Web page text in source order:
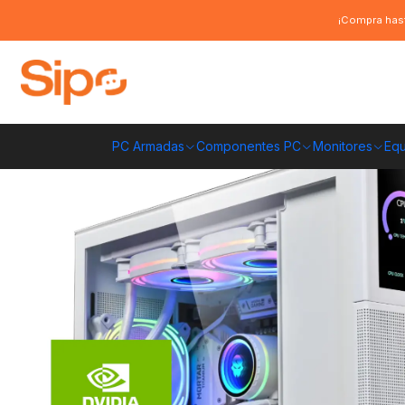
PC Armadas Componentes PC Monitores
¡Compra
Pc Gamer Fénix Plus White: Ryzen